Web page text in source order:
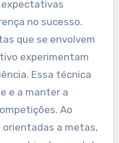
motivação
a
uma
os atletas
expectativas
no sucesso.